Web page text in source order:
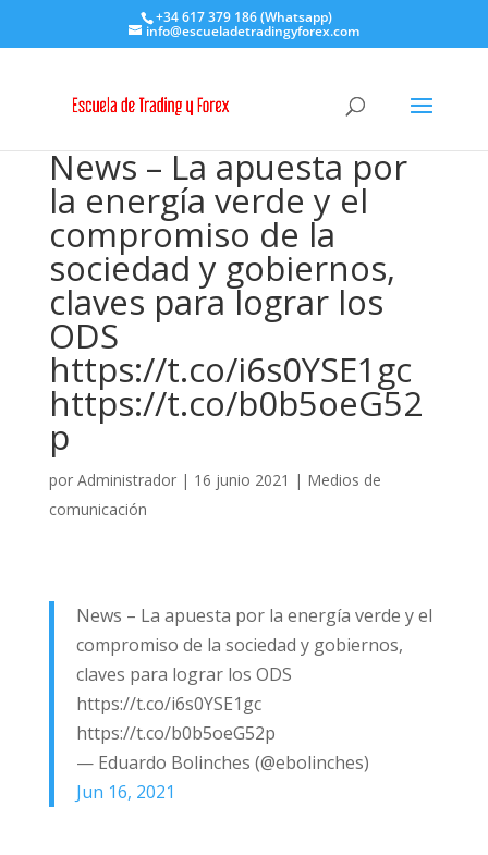
+34 617 379 186 (Whatsapp)
info@escueladetradingyforex.com
News – La apuesta por
la energía verde y el
compromiso de la
sociedad y gobiernos,
claves para lograr los
ODS
https://t.co/i6s0YSE1gc
https://t.co/b0b5oeG52
p
por Administrador| 16 junio 2021 | Medios de
comunicación
News – La apuesta por la energía verde y el
compromiso de la sociedad y gobiernos,
claves para lograr los ODS
https://t.co/i6s0YSE1gc
https://t.co/b0b5oeG52p
— Eduardo Bolinches (@ebolinches)
Jun 16, 2021